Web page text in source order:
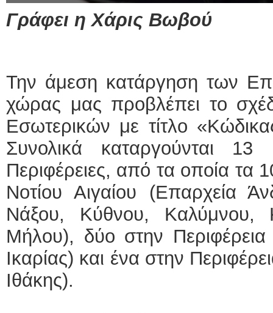
Γράφει η Χάρις Βωβού
Την άμεση κατάργηση των
χώρας μας προβλέπει το
Εσωτερικών με τίτλο
Συνολικά καταργούνται 13
Περιφέρειες, από τα οποία τα
Νοτίου Αιγαίου (Επαρχεία
Νάξου, Κύθνου, Καλύμνου,
Μήλου), δύο στην
Ικαρίας) και ένα στην
Ιθάκης).